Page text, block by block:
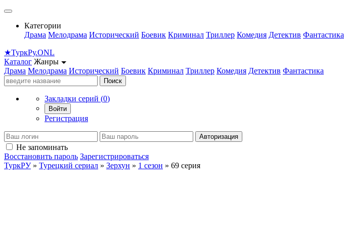
Категории
Драма Мелодрама Исторический Боевик Криминал Триллер Комедия Детектив Фантастика
★ТуркРу.ONL
Каталог Жанры
Драма Мелодрама Исторический Боевик Криминал Триллер Комедия Детектив Фантастика
Поиск
Закладки серий (0)
Войти
Регистрация
Авторизация
Не запоминать
Восстановить пароль Зарегистрироваться
ТуркРУ» Турецкий сериал » Зерхун » 1 сезон » 69 серия